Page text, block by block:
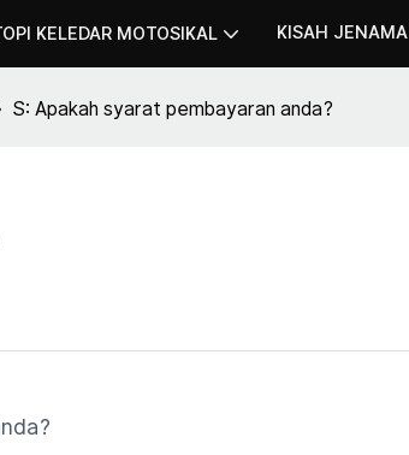
KELEDAR MOTOSIKAL KISAH JENAMA
S: Apakah syarat pembayaran anda?